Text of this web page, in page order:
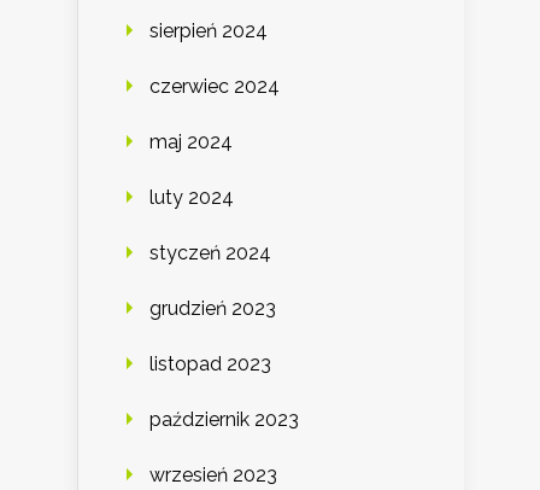
sierpień 2024
czerwiec 2024
maj 2024
luty 2024
styczeń 2024
grudzień 2023
listopad 2023
październik 2023
wrzesień 2023